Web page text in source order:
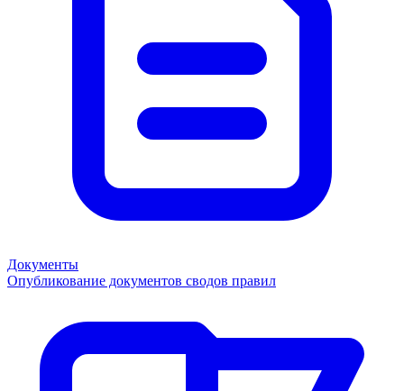
Документы
Опубликование документов сводов правил